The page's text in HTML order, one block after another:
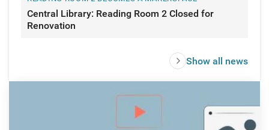
Central Library: Reading Room 2 Closed for
Renovation
Show all news